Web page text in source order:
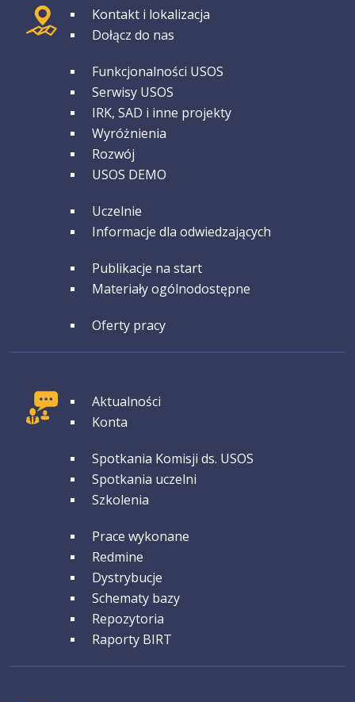
GRUPA 1Kontakt i lokalizacja
Dołącz do nas
GRUPA 2Funkcjonalności USOS
Serwisy USOS
IRK, SAD i inne projekty
Wyróżnienia
Rozwój
USOS DEMO
GRUPA 3Uczelnie
Informacje dla odwiedzających
GRUPA 4Publikacje na start
Materiały ogólnodostępne
GRUPA 5Oferty pracy
GRUPA 1Aktualności
Konta
GRUPA 2Spotkania Komisji ds. USOS
Spotkania uczelni
Szkolenia
GRUPA 3Prace wykonane
Redmine
Dystrybucje
Schematy bazy
Repozytoria
Raporty BIRT